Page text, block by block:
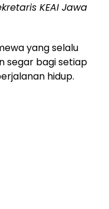
KEAI Jawa
yang selalu
segar bagi setiap
hidup.